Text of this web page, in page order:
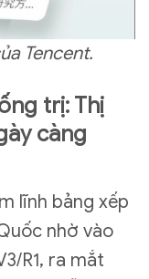
Tencent.
trị: Thị
càng
lĩnh bảng xếp
nhờ vào
R1, ra mắt